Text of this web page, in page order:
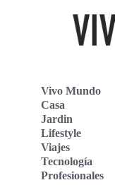
Vivo Mundo
Casa
Jardin
Lifestyle
Viajes
Tecnología
Profesionales